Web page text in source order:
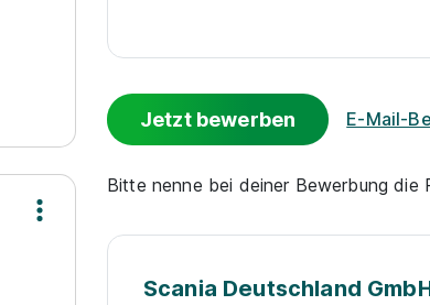
Jetzt bewerben E-Mail-
Bitte nenne bei deiner Bewerbung die
Scania Deutschland